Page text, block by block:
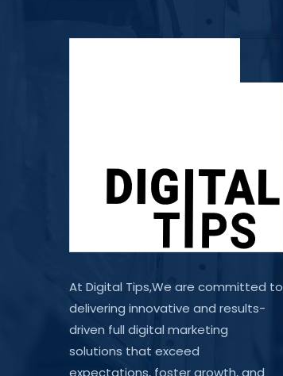
At Digital Tips,We are committed to
delivering innovative and results-
driven full digital marketing
solutions that exceed
expectations, foster growth, and